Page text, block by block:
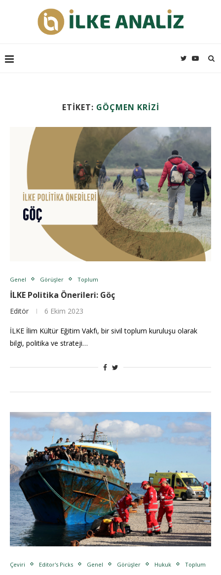
ETIKET: GÖÇMEN KRIZI
Genel Görüşler Toplum
İLKE Politika Önerileri: Göç
Editör 6 Ekim 2023
İLKE İlim Kültür Eğitim Vakfı, bir sivil toplum kuruluşu olarak
bilgi, politika ve strateji…
Çeviri Editor's Picks Genel Görüşler Hukuk Toplum